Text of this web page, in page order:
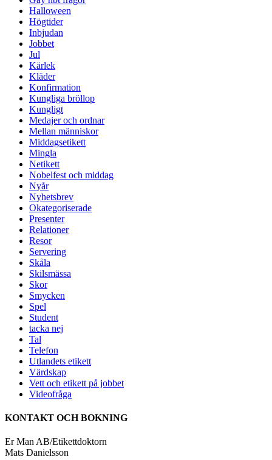
Halloween
Högtider
Inbjudan
Jobbet
Jul
Kärlek
Kläder
Konfirmation
Kungliga bröllop
Kungligt
Medajer och ordnar
Mellan människor
Middagsetikett
Mingla
Netikett
Nobelfest och middag
Nyår
Nyhetsbrev
Okategoriserade
Presenter
Relationer
Resor
Servering
Skåla
Skilsmässa
Skor
Smycken
Spel
Student
tacka nej
Tal
Telefon
Utlandets etikett
Värdskap
Vett och etikett på jobbet
Videofråga
KONTAKT OCH BOKNING
Er Man AB/Etikettdoktorn
Mats Danielsson